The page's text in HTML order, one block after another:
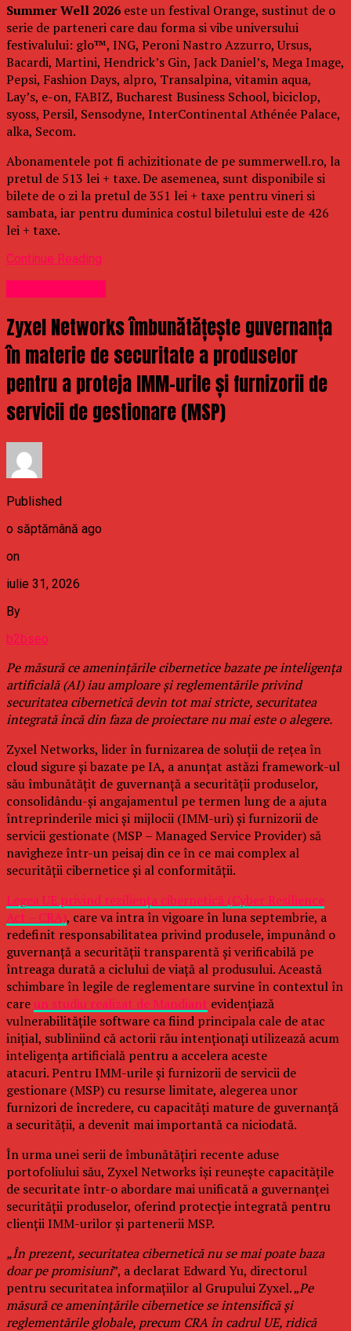
Summer Well 2026 este un festival Orange, sustinut de o
serie de parteneri care dau forma si vibe universului
festivalului: glo™, ING, Peroni Nastro Azzurro, Ursus,
Bacardi, Martini, Hendrick’s Gin, Jack Daniel’s, Mega Image,
Pepsi, Fashion Days, alpro, Transalpina, vitamin aqua,
Lay’s, e-on, FABIZ, Bucharest Business School, biciclop,
syoss, Persil, Sensodyne, InterContinental Athénée Palace,
alka, Secom.
Abonamentele pot fi achizitionate de pe summerwell.ro, la
pretul de 513 lei + taxe. De asemenea, sunt disponibile si
bilete de o zi la pretul de 351 lei + taxe pentru vineri si
sambata, iar pentru duminica costul biletului este de 426
lei + taxe.
Continue Reading
Zyxel Networks îmbunătățește guvernanța
în materie de securitate a produselor
pentru a proteja IMM-urile și furnizorii de
servicii de gestionare (MSP)
Published
o săptămână ago
on
iulie 31, 2026
By
b2bseo
Pe măsură ce amenințările cibernetice bazate pe inteligența
artificială (AI) iau amploare și reglementările privind
securitatea cibernetică devin tot mai stricte, securitatea
integrată încă din faza de proiectare nu mai este o alegere.
Zyxel Networks, lider în furnizarea de soluții de rețea în
cloud sigure și bazate pe IA, a anunțat astăzi framework-ul
său îmbunătățit de guvernanță a securității produselor,
consolidându-și angajamentul pe termen lung de a ajuta
întreprinderile mici și mijlocii (IMM-uri) și furnizorii de
servicii gestionate (MSP – Managed Service Provider) să
navigheze într-un peisaj din ce în ce mai complex al
securității cibernetice și al conformității.
Legea UE privind reziliența cibernetică (Cyber Resilience
Act – CRA), care va intra în vigoare în luna septembrie, a
redefinit responsabilitatea privind produsele, impunând o
guvernanță a securității transparentă și verificabilă pe
întreaga durată a ciclului de viață al produsului. Această
schimbare în legile de reglementare survine în contextul în
careun studiu realizat de Mandiant evidențiază
vulnerabilitățile software ca fiind principala cale de atac
inițial, subliniind că actorii rău intenționați utilizează acum
inteligența artificială pentru a accelera aceste
atacuri. Pentru IMM-urile și furnizorii de servicii de
gestionare (MSP) cu resurse limitate, alegerea unor
furnizori de încredere, cu capacități mature de guvernanță
a securității, a devenit mai importantă ca niciodată.
În urma unei serii de îmbunătățiri recente aduse
portofoliului său, Zyxel Networks își reunește capacitățile
de securitate într-o abordare mai unificată a guvernanței
securității produselor, oferind protecție integrată pentru
clienții IMM-urilor și partenerii MSP.
„În prezent, securitatea cibernetică nu se mai poate baza
doar pe promisiuni”, a declarat Edward Yu, directorul
pentru securitatea informațiilor al Grupului Zyxel. „Pe
măsură ce amenințările cibernetice se intensifică și
reglementările globale, precum CRA în cadrul UE, ridică